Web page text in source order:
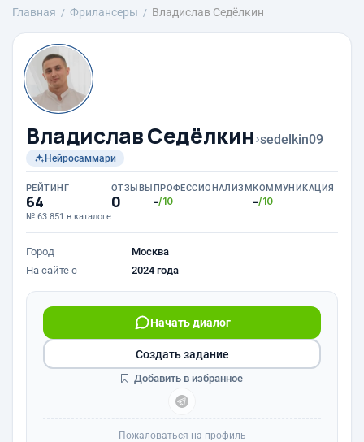
Главная Фрилансеры Владислав Седёлкин
Владислав Седёлкин›sedelkin09
Нейросаммари
РЕЙТИНГ
64
№ 63 851 в каталоге
ОТЗЫВЫ
0
ПРОФЕССИОНАЛИЗМ
-/10
КОММУНИКАЦИЯ
-/10
Город
Москва
На сайте с
2024 года
Начать диалог
Создать задание
Добавить в избранное
Пожаловаться на профиль